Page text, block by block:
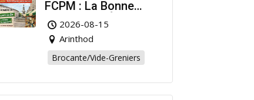
FCPM : La Bonne
Affaire de l’Été à
Arinthod !
2026-08-15
Arinthod
Brocante/Vide-Greniers